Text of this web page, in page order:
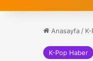
Anasayfa /
K-Pop Haber